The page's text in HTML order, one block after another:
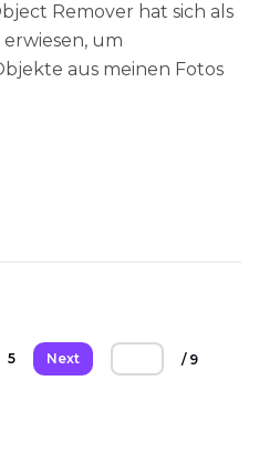
Remover hat sich als
um
aus meinen Fotos
5 Next / 9